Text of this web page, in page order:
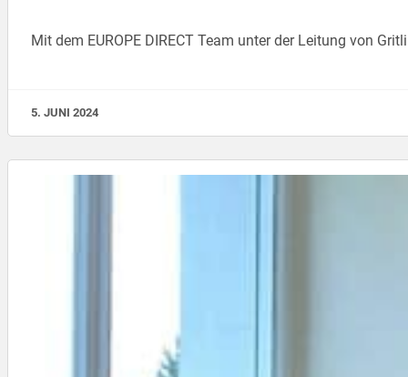
Mit dem EUROPE DIRECT Team unter der Leitung von
5. JUNI 2024